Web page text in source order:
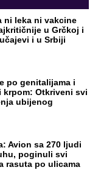
ni leka ni vakcine
u Grčkoj i
i u Srbiji
po genitalijama i
krpom: Otkriveni svi
ubijenog
Avion sa 270 ljudi
poginuli svi
rasuta po ulicama